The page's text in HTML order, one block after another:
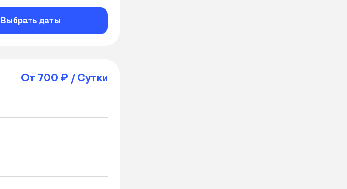
Выбрать даты
От 700 ₽ / Сутки